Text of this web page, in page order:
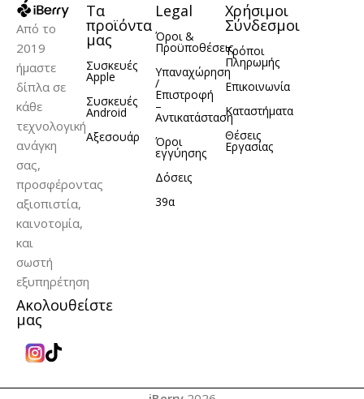
Από το
2019
ήμαστε
δίπλα σε
κάθε
τεχνολογική
ανάγκη
σας,
προσφέροντας
αξιοπιστία,
καινοτομία,
και
σωστή
εξυπηρέτηση
Ακολουθείστε
μας
Τα
προϊόντα
μας
Συσκευές
Apple
Συσκευές
Android
Αξεσουάρ
Legal
Όροι &
Προϋποθέσεις
Υπαναχώρηση
/
Επιστροφή
–
Αντικατάσταση
Όροι
εγγύησης
Δόσεις
39α
Χρήσιμοι
Σύνδεσμοι
Τρόποι
Πληρωμής
Επικοινωνία
Καταστήματα
Θέσεις
Εργασίας